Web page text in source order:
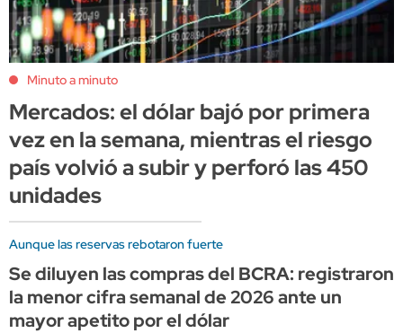
Minuto a minuto
Mercados: el dólar bajó por primera
vez en la semana, mientras el riesgo
país volvió a subir y perforó las 450
unidades
Aunque las reservas rebotaron fuerte
Se diluyen las compras del BCRA: registraron
la menor cifra semanal de 2026 ante un
mayor apetito por el dólar